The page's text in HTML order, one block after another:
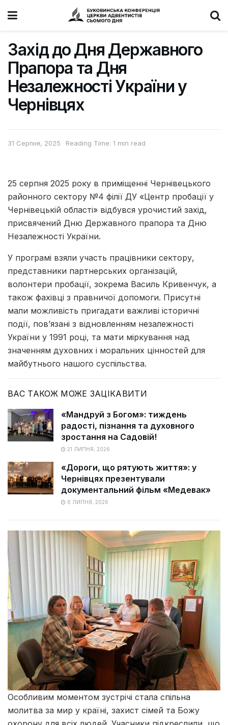
Захід до Дня Державного
Прапора та Дня
Незалежності України у
Чернівцях
31 Серпня, 2025 Reading Time: 1 min read
25 серпня 2025 року в приміщенні Чернівецького
районного сектору №4 філії ДУ «Центр пробації у
Чернівецькій області» відбувся урочистий захід,
присвячений Дню Державного прапора та Дню
Незалежності України.
У програмі взяли участь працівники сектору,
представники партнерських організацій,
волонтери пробації, зокрема Василь Кривенчук, а
також фахівці з правничої допомоги. Присутні
мали можливість пригадати важливі історичні
події, пов’язані з відновленням незалежності
України у 1991 році, та мати міркування над
значенням духовних і моральних цінностей для
майбутнього нашого суспільства.
ВАС ТАКОЖ МОЖЕ ЗАЦІКАВИТИ
«Мандруй з Богом»: тиждень
радості, пізнання та духовного
зростання на Садовій!
21 ЛИПНЯ, 2026
«Дороги, що рятують життя»: у
Чернівцях презентували
документальний фільм «Медевак»
6 ЛИПНЯ, 2026
Особливим моментом зустрічі стала спільна
молитва за мир у країні, захист сімей та Божу